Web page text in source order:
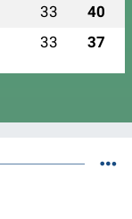
33 40
33 37